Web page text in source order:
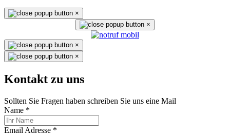
×
×
×
×
Kontakt zu uns
Sollten Sie Fragen haben schreiben Sie uns eine Mail
Name *
Email Adresse *